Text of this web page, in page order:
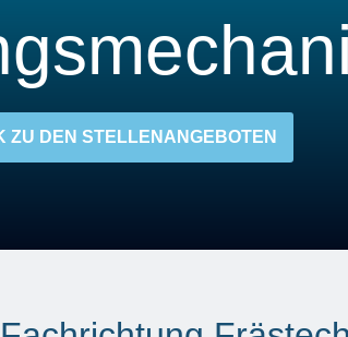
ZU DEN STELLENANGEBOTEN